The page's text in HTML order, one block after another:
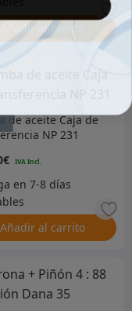
Añadir al carrito
de aceite Caja de
NP 231
€
Añadir al carrito